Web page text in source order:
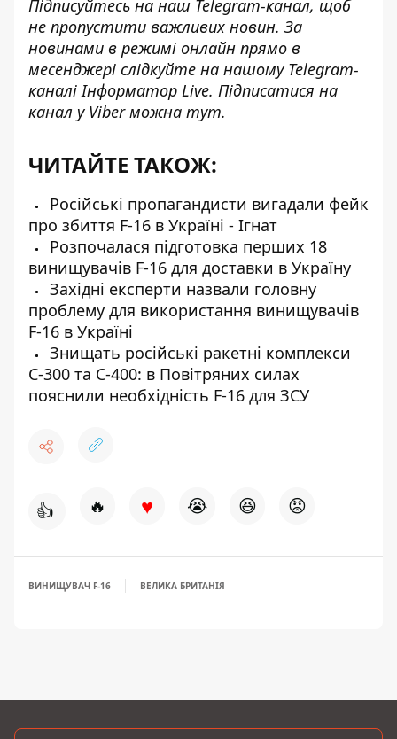
Підписуйтесь на наш Telegram-канал, щоб
не пропустити важливих новин. За
новинами в режимі онлайн прямо в
месенджері слідкуйте на нашому Telegram-
каналіІнформатор Live. Підписатися на
канал у Viber можна тут.
ЧИТАЙТЕ ТАКОЖ:
Російські пропагандисти вигадали фейк
про збиття F-16 в Україні - Ігнат
Розпочалася підготовка перших 18
винищувачів F-16 для доставки в Україну
Західні експерти назвали головну
проблему для використання винищувачів
F-16 в Україні
Знищать російські ракетні комплекси
С-300 та С-400: в Повітряних силах
пояснили необхідність F-16 для ЗСУ
👍 🔥 ♥ 😭 😆 😡
ВИНИЩУВАЧ F-16 ВЕЛИКА БРИТАНІЯ